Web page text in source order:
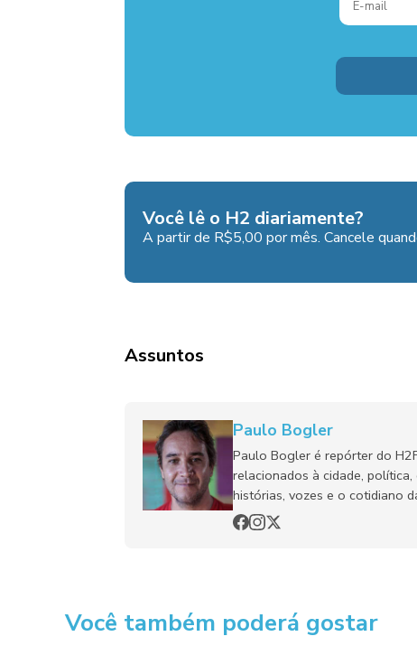
Você lê o H2 diariamente?
A partir de R$5,00 por mês. Cancele
Assuntos
Paulo Bogler
Paulo Bogler é repórter do
relacionados à cidade,
histórias, vozes e o cotidiano
Você também poderá gostar